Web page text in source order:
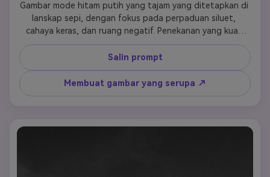
Gambar mode hitam putih yang tajam yang ditetapkan di
lanskap sepi, dengan fokus pada perpaduan siluet,
cahaya keras, dan ruang negatif. Penekanan yang kuat
pada kesepian, kekuatan melalui keheningan, dan kontras
film.
Salin prompt
Membuat gambar yang serupa ↗